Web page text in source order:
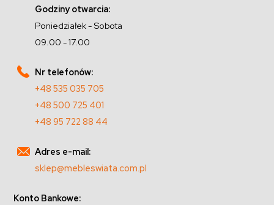
Godziny otwarcia:
Poniedziałek - Sobota
09.00 - 17.00
Nr telefonów:
+48 535 035 705
+48 500 725 401
+48 95 722 88 44
Adres e-mail:
sklep@mebleswiata.com.pl
Konto Bankowe: